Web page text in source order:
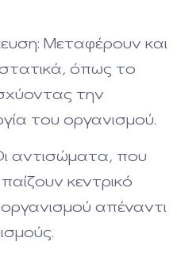
Μεταφέρουν και
όπως το
την
του οργανισμού.
αντισώματα, που
κεντρικό
απέναντι